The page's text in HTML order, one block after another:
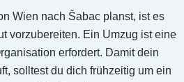
Wien nach Šabac planst, ist es
vorzubereiten. Ein Umzug ist eine
erfordert. Damit dein
solltest du dich frühzeitig um ein